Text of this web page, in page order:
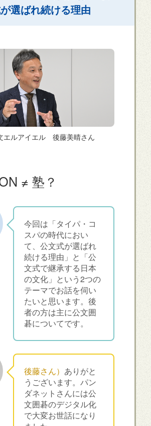
選ばれ続ける理由
エルアイエル 後藤美晴さん
≠ 塾？
今回は「タイパ・コ
スパの時代におい
て、公文式が選ばれ
続ける理由」と「公
文式で継承する日本
の文化」という2つの
テーマでお話を伺い
たいと思います。後
者の方は主に公文囲
碁についてです。
後藤さん） ありがと
うございます。パン
ダネットさんには公
文囲碁のデジタル化
で大変お世話になり